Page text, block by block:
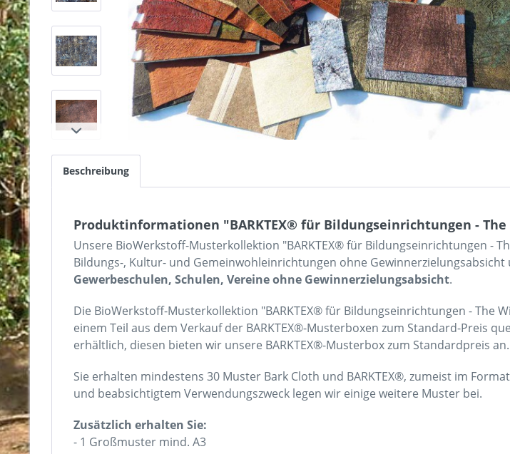
Beschreibung
Produktinformationen "BARKTEX® für Bildungseinrichtungen - The
Unsere BioWerkstoff-Musterkollektion "BARKTEX® für Bildungseinrichtungen -
Bildungs-, Kultur- und Gemeinwohleinrichtungen ohne Gewinnerzielungsabsicht
Gewerbeschulen, Schulen, Vereine ohne Gewinnerzielungsabsicht.
Die BioWerkstoff-Musterkollektion "BARKTEX® für Bildungseinrichtungen - The
einem Teil aus dem Verkauf der BARKTEX®-Musterboxen zum Standard-Preis
erhältlich, diesen bieten wir unsere BARKTEX®-Musterbox zum Standardpreis an.
Sie erhalten mindestens 30 Muster Bark Cloth und BARKTEX®, zumeist im
und beabsichtigtem Verwendungszweck legen wir einige weitere Muster bei.
Zusätzlich erhalten Sie:
- 1 Großmuster mind. A3